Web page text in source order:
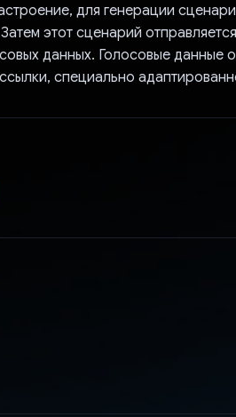
для генерации
этот сценарий
данных. Голосовые данные
специально